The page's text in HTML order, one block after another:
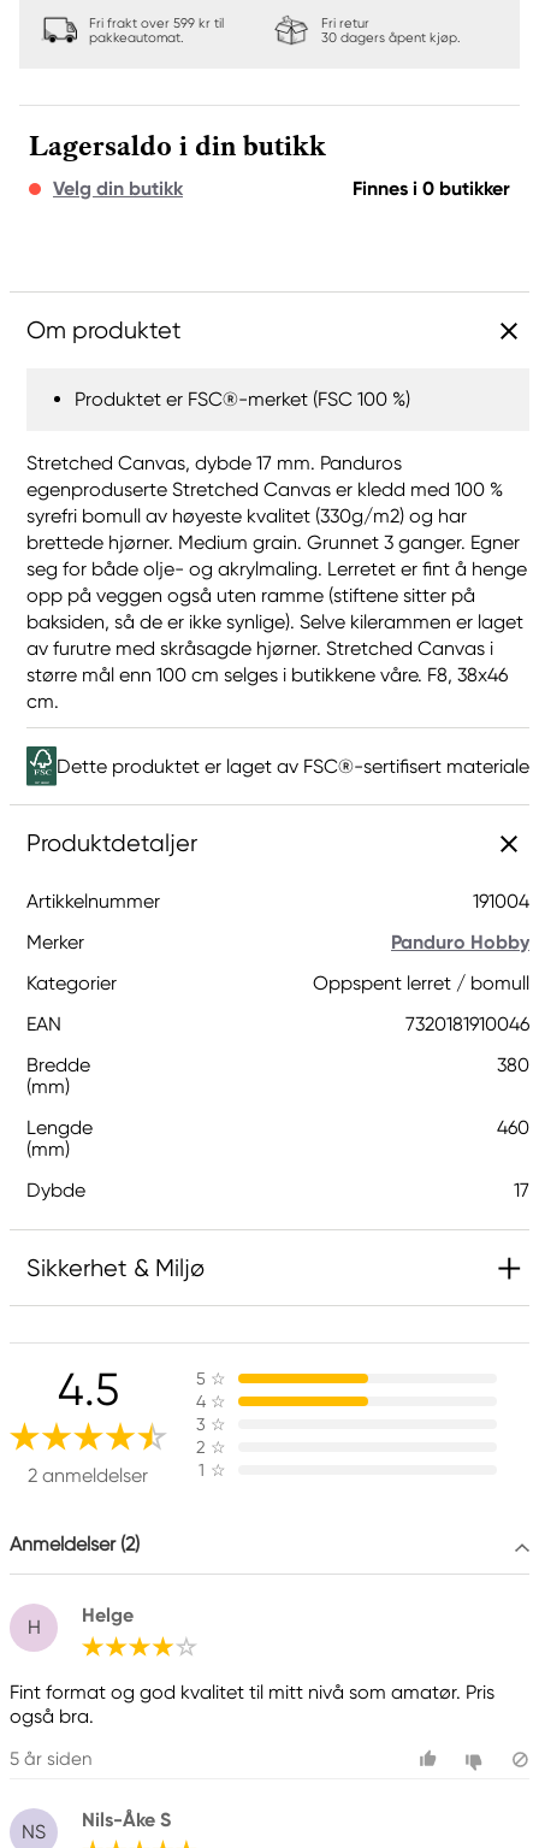
Fri frakt over 599 kr til
pakkeautomat.
Fri retur
30 dagers åpent kjøp.
Lagersaldo i din butikk
Velg din butikk Finnes i 0 butikker
Om produktet
Produktet er FSC®-merket (FSC 100 %)
Stretched Canvas, dybde 17 mm. Panduros
egenproduserte Stretched Canvas er kledd med 100 %
syrefri bomull av høyeste kvalitet (330g/m2) og har
brettede hjørner. Medium grain. Grunnet 3 ganger. Egner
seg for både olje- og akrylmaling. Lerretet er fint å henge
opp på veggen også uten ramme (stiftene sitter på
baksiden, så de er ikke synlige). Selve kilerammen er laget
av furutre med skråsagde hjørner. Stretched Canvas i
større mål enn 100 cm selges i butikkene våre. F8, 38x46
cm.
Dette produktet er laget av FSC®-sertifisert materiale
Produktdetaljer
Artikkelnummer
191004
Merker
Panduro Hobby
Kategorier
Oppspent lerret / bomull
EAN
7320181910046
Bredde
(mm)
380
Lengde
(mm)
460
Dybde 17
Sikkerhet & Miljø
Ansvarlig EU
Panduro Hobby
Panduro
205 14 Malmö, Sweden
www.panduro.com
4.5
2 anmeldelser
5 ☆
4 ☆
3 ☆
2 ☆
1 ☆
Anmeldelser (2)
H
Helge
Fint format og god kvalitet til mitt nivå som amatør. Pris
også bra.
5 år siden
NS
Nils-Åke S